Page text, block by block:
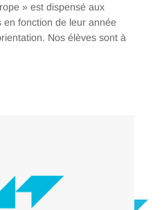
» est dispensé aux
en fonction de leur année
Nos élèves sont à